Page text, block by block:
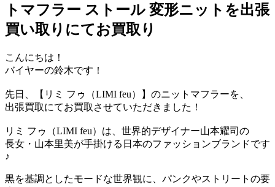
トマフラー ストール 変形ニットを出張
買い取りにてお買取り
こんにちは！
バイヤーの鈴木です！
先日、【リミ フゥ（LIMI feu）】のニットマフラーを、
出張買取にてお買取させていただきました！
リミ フゥ（LIMI feu）は、世界的デザイナー山本耀司の
長女・山本里美が手掛ける日本のファッションブランドです
♪
黒を基調としたモードな世界観に、パンクやストリートの要